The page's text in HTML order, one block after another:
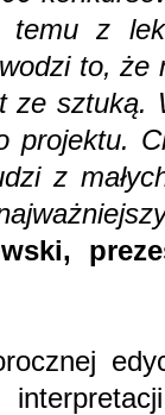
temu z
to, że
ze sztuką.
projektu.
z
,